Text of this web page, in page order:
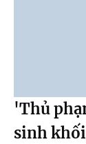
'Thủ
sinh khối